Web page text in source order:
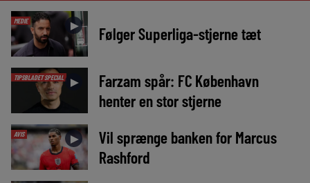
MEDIE ► Følger Superliga-stjerne tæt
TIPSBLADET SPECIAL ►
Farzam spår: FC København
henter en stor stjerne
AVIS ►
Vil sprænge banken for Marcus
Rashford